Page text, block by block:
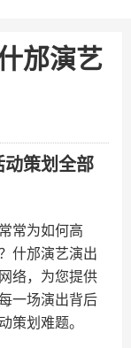
邡演艺
策划全部
常为如何高
什邡演艺演出
络，为您提供
一场演出背后
策划难题。